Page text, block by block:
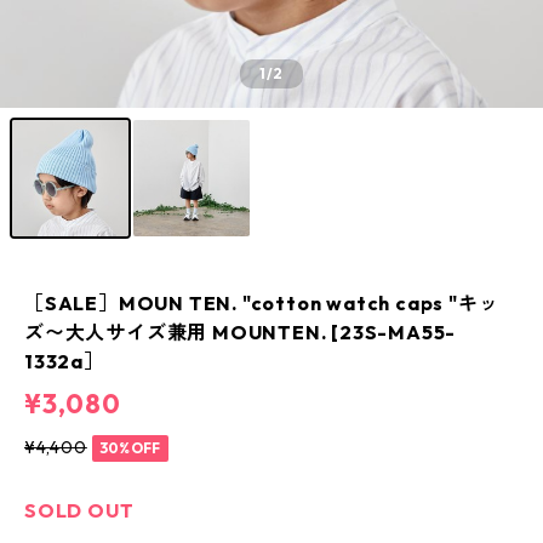
1/2
［SALE］MOUN TEN. "cotton watch caps "キッ
ズ〜大人サイズ兼用 MOUNTEN. [23S-MA55-
1332a］
¥3,080
¥4,400 30%OFF
SOLD OUT